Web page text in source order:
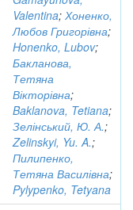
Valentina; Хоненко,
Любов Григорівна;
Honenko, Lubov;
Бакланова,
Тетяна
Вікторівна;
Baklanova, Tetiana;
Зелінський, Ю. А.;
Zelinskyi, Yu. A.;
Пилипенко,
Тетяна Василівна;
Pylypenko, Tetyana